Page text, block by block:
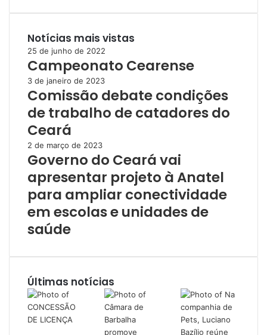
Notícias mais vistas
25 de junho de 2022
Campeonato Cearense
3 de janeiro de 2023
Comissão debate condições
de trabalho de catadores do
Ceará
2 de março de 2023
Governo do Ceará vai
apresentar projeto à Anatel
para ampliar conectividade
em escolas e unidades de
saúde
Últimas notícias